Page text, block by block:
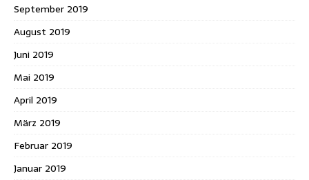
September 2019
August 2019
Juni 2019
Mai 2019
April 2019
März 2019
Februar 2019
Januar 2019